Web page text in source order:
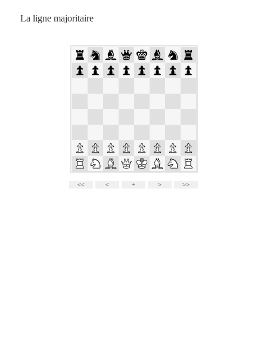
La ligne majoritaire